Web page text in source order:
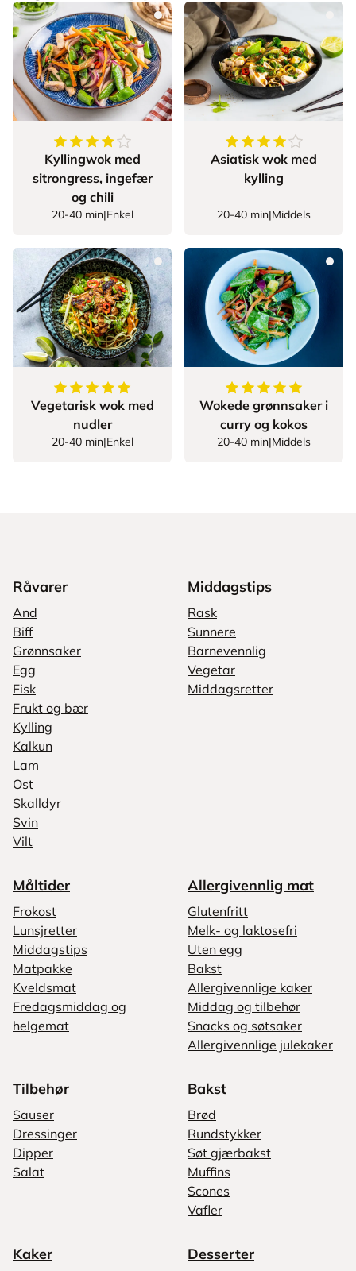
4av5stjerner
Kyllingwok med
sitrongress, ingefær
og chili
20-40 min|Enkel
4.222222222222222
Asiatisk wok med
kylling
20-40 min|Middels
5av5stjerner
Vegetarisk wok med
nudler
20-40 min|Enkel
5av5stjerner
Wokede grønnsaker i
curry og kokos
20-40 min|Middels
Råvarer
And
Biff
Grønnsaker
Egg
Fisk
Frukt og bær
Kylling
Kalkun
Lam
Ost
Skalldyr
Svin
Vilt
Middagstips
Rask
Sunnere
Barnevennlig
Vegetar
Middagsretter
Måltider
Frokost
Lunsjretter
Middagstips
Matpakke
Kveldsmat
Fredagsmiddag og
helgemat
Allergivennlig mat
Glutenfritt
Melk- og laktosefri
Uten egg
Bakst
Allergivennlige kaker
Middag og tilbehør
Snacks og søtsaker
Allergivennlige julekaker
Tilbehør
Sauser
Dressinger
Dipper
Salat
Bakst
Brød
Rundstykker
Søt gjærbakst
Muffins
Scones
Vafler
Kaker Desserter